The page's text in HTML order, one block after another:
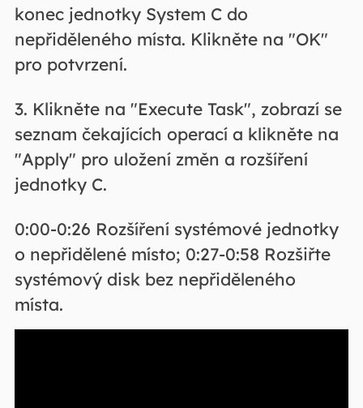
konec jednotky System C do
nepřiděleného místa. Klikněte na "OK"
pro potvrzení.
3. Klikněte na "Execute Task", zobrazí se
seznam čekajících operací a klikněte na
"Apply" pro uložení změn a rozšíření
jednotky C.
0:00-0:26 Rozšíření systémové jednotky
o nepřidělené místo; 0:27-0:58 Rozšiřte
systémový disk bez nepřiděleného
místa.